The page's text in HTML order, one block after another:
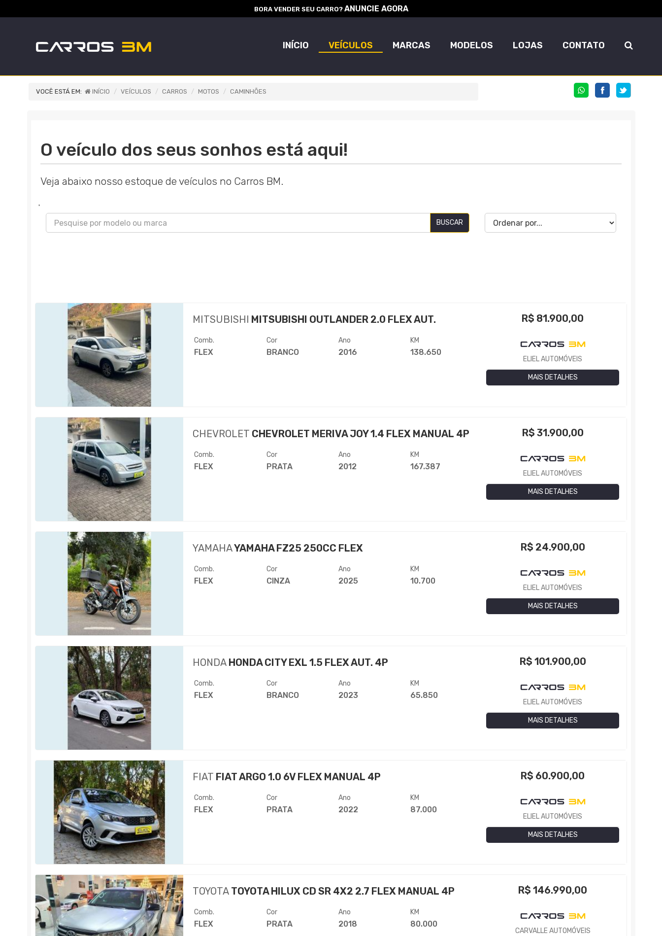
BORA VENDER SEU CARRO? ANUNCIE AGORA
INÍCIO VEÍCULOS MARCAS MODELOS LOJAS CONTATO
VOCÊ ESTÁ EM: INÍCIO VEÍCULOS CARROS MOTOS CAMINHÕES
O veículo dos seus sonhos está aqui!
Veja abaixo nosso estoque de veículos no Carros BM.
'
BUSCAR
MITSUBISHI MITSUBISHI OUTLANDER 2.0 FLEX AUT.
Comb.
FLEX
Cor
BRANCO
Ano
2016
KM
138.650
R$ 81.900,00
ELIEL AUTOMÓVEIS
MAIS DETALHES
CHEVROLET CHEVROLET MERIVA JOY 1.4 FLEX MANUAL 4P
Comb.
FLEX
Cor
PRATA
Ano
2012
KM
167.387
R$ 31.900,00
ELIEL AUTOMÓVEIS
MAIS DETALHES
YAMAHAYAMAHA FZ25 250CC FLEX
Comb.
FLEX
Cor
CINZA
Ano
2025
KM
10.700
R$ 24.900,00
ELIEL AUTOMÓVEIS
MAIS DETALHES
HONDAHONDA CITY EXL 1.5 FLEX AUT. 4P
Comb.
FLEX
Cor
BRANCO
Ano
2023
KM
65.850
R$ 101.900,00
ELIEL AUTOMÓVEIS
MAIS DETALHES
FIAT FIAT ARGO 1.0 6V FLEX MANUAL 4P
Comb.
FLEX
Cor
PRATA
Ano
2022
KM
87.000
R$ 60.900,00
ELIEL AUTOMÓVEIS
MAIS DETALHES
TOYOTATOYOTA HILUX CD SR 4X2 2.7 FLEX MANUAL 4P
Comb.
FLEX
Cor
PRATA
Ano
2018
KM
80.000
R$146.990,00
CARVALLE AUTOMÓVEIS